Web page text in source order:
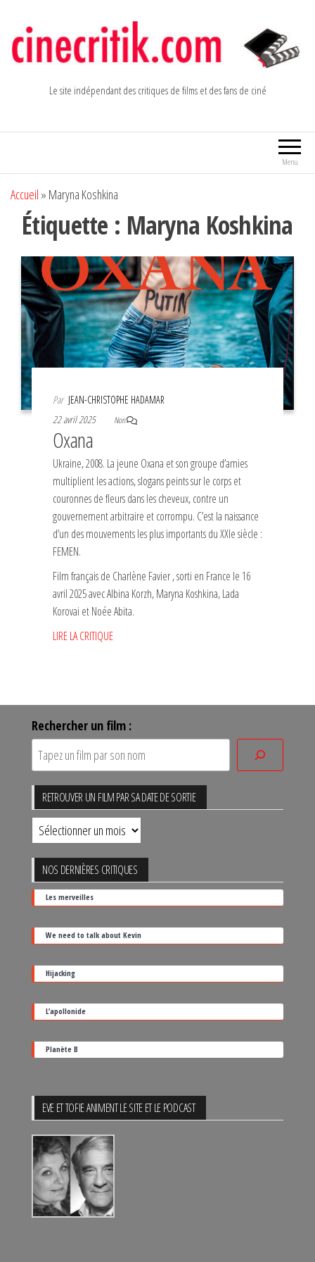
contenu
Le site indépendant des critiques de films et des fans de ciné
Menu
Accueil » Maryna Koshkina
Étiquette : Maryna Koshkina
Par JEAN-CHRISTOPHE HADAMAR
22 avril 2025
Non
Oxana
Ukraine, 2008. La jeune Oxana et son groupe d’amies
multiplient les actions, slogans peints sur le corps et
couronnes de fleurs dans les cheveux, contre un
gouvernement arbitraire et corrompu. C’est la naissance
d’un des mouvements les plus importants du XXIe siècle :
FEMEN.
Film français de Charlène Favier , sorti en France le 16
avril 2025 avec Albina Korzh, Maryna Koshkina, Lada
Korovai et Noée Abita.
LIRE LA CRITIQUE
Rechercher un film :
RETROUVER UN FILM PAR SA DATE DE SORTIE
Retrouver
un
film
par
sa
date
de
sortie
NOS DERNIÈRES CRITIQUES
Les merveilles
We need to talk about Kevin
Hijacking
L’apollonide
Planète B
EVE ET TOFIE ANIMENT LE SITE ET LE PODCAST